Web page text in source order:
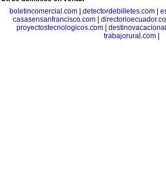
boletincomercial.com
detectordebilletes.com
casasensanfrancisco.com|
proyectostecnologicos.com|
trabajorural.com|